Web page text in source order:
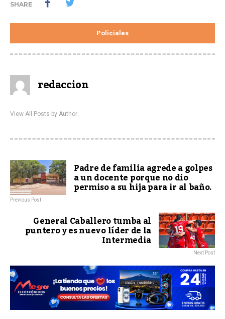
SHARE
Policiales
redaccion
View All Posts by Author
Padre de familia agrede a golpes
a un docente porque no dio
permiso a su hija para ir al baño.
Previous Post
General Caballero tumba al
puntero y es nuevo líder de la
Intermedia
Next Post